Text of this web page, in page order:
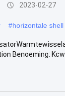
2023-02-27
#horizontale
Benoeming: